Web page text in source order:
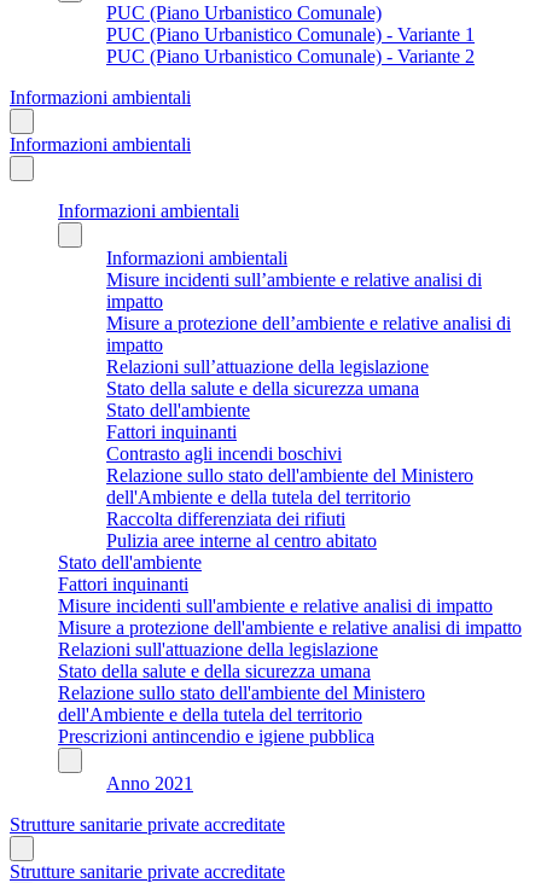
PUC (Piano Urbanistico Comunale)
PUC (Piano Urbanistico Comunale) - Variante 1
PUC (Piano Urbanistico Comunale) - Variante 2
Informazioni ambientali
Informazioni ambientali
Informazioni ambientali
Informazioni ambientali
Misure incidenti sull’ambiente e relative analisi di
impatto
Misure a protezione dell’ambiente e relative analisi di
impatto
Relazioni sull’attuazione della legislazione
Stato della salute e della sicurezza umana
Stato dell'ambiente
Fattori inquinanti
Contrasto agli incendi boschivi
Relazione sullo stato dell'ambiente del Ministero
dell'Ambiente e della tutela del territorio
Raccolta differenziata dei rifiuti
Pulizia aree interne al centro abitato
Stato dell'ambiente
Fattori inquinanti
Misure incidenti sull'ambiente e relative analisi di impatto
Misure a protezione dell'ambiente e relative analisi di impatto
Relazioni sull'attuazione della legislazione
Stato della salute e della sicurezza umana
Relazione sullo stato dell'ambiente del Ministero
dell'Ambiente e della tutela del territorio
Prescrizioni antincendio e igiene pubblica
Anno 2021
Strutture sanitarie private accreditate
Strutture sanitarie private accreditate